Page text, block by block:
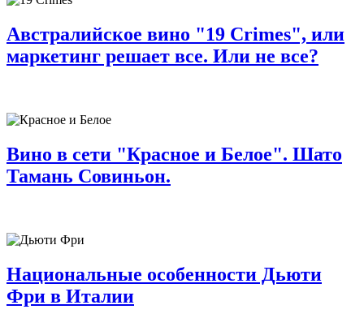
Австралийское вино "19 Crimes", или
маркетинг решает все. Или не все?
Вино в сети "Красное и Белое". Шато
Тамань Совиньон.
Национальные особенности Дьюти
Фри в Италии